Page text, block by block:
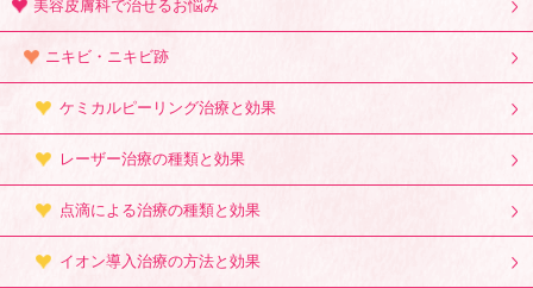
美容皮膚科で治せるお悩み
ニキビ・ニキビ跡
ケミカルピーリング治療と効果
レーザー治療の種類と効果
点滴による治療の種類と効果
イオン導入治療の方法と効果